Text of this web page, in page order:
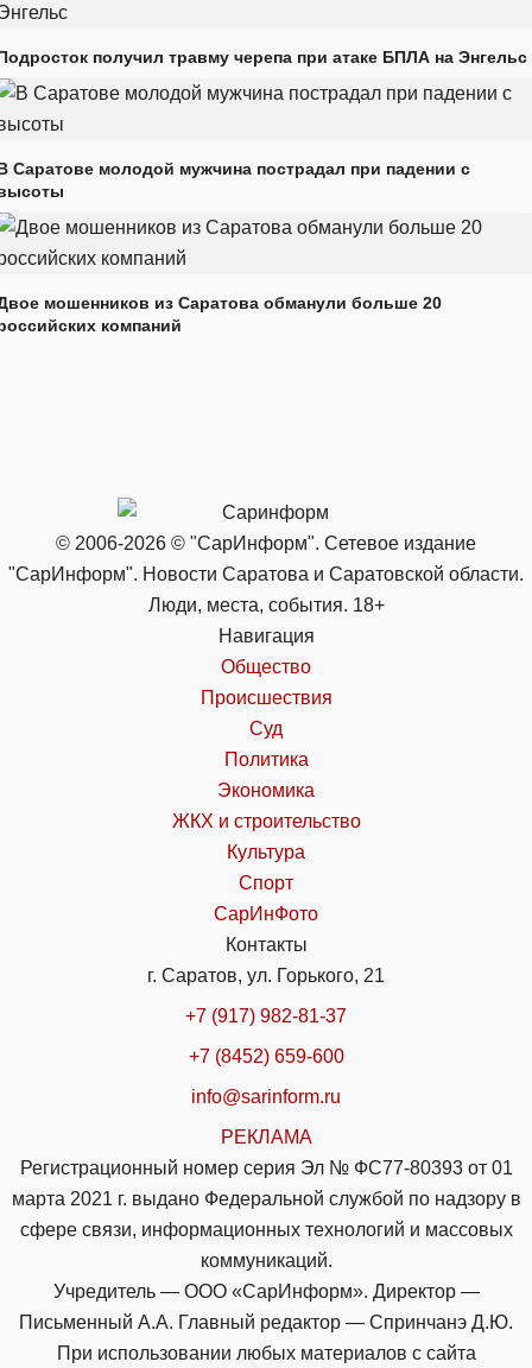
получил травму черепа при атаке БПЛА на Энгельс
Саратове молодой мужчина пострадал при падении с
мошенников из Саратова обманули больше 20
компаний
© 2006-2026 © "СарИнформ". Сетевое издание
"СарИнформ". Новости Саратова и Саратовской области.
Люди, места, события. 18+
Навигация
Общество
Происшествия
Суд
Политика
Экономика
ЖКХ и строительство
Культура
Спорт
СарИнФото
Контакты
г. Саратов, ул. Горького, 21
+7 (917) 982-81-37
+7 (8452) 659-600
info@sarinform.ru
РЕКЛАМА
Регистрационный номер серия Эл № ФС77-80393 от 01
марта 2021 г. выдано Федеральной службой по надзору в
сфере связи, информационных технологий и массовых
коммуникаций.
Учредитель — ООО «СарИнформ». Директор —
Письменный А.А. Главный редактор — Спринчанэ Д.Ю.
При использовании любых материалов с сайта